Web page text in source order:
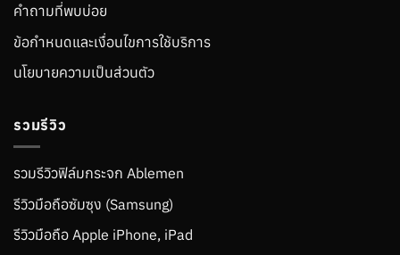
คำถามที่พบบ่อย
ข้อกำหนดและเงื่อนไขการใช้บริการ
นโยบายความเป็นส่วนตัว
รวมรีวิว
รวมรีวิวฟิล์มกระจก Ablemen
รีวิวมือถือซัมซุง (Samsung)
รีวิวมือถือ Apple iPhone, iPad